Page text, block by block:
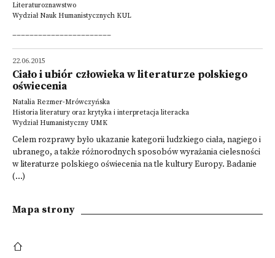
Literaturoznawstwo
Wydział Nauk Humanistycznych KUL
_______________________
22.06.2015
Ciało i ubiór człowieka w literaturze polskiego
oświecenia
Natalia Rezmer-Mrówczyńska
Historia literatury oraz krytyka i interpretacja literacka
Wydział Humanistyczny UMK
Celem rozprawy było ukazanie kategorii ludzkiego ciała, nagiego i
ubranego, a także różnorodnych sposobów wyrażania cielesności
w literaturze polskiego oświecenia na tle kultury Europy. Badanie
(...)
Mapa strony